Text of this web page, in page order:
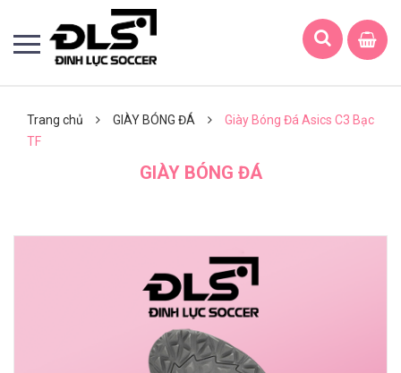
Trang chủ GIÀY BÓNG ĐÁ
Giày Bóng Đá Asics C3 Bạc
TF
GIÀY BÓNG ĐÁ